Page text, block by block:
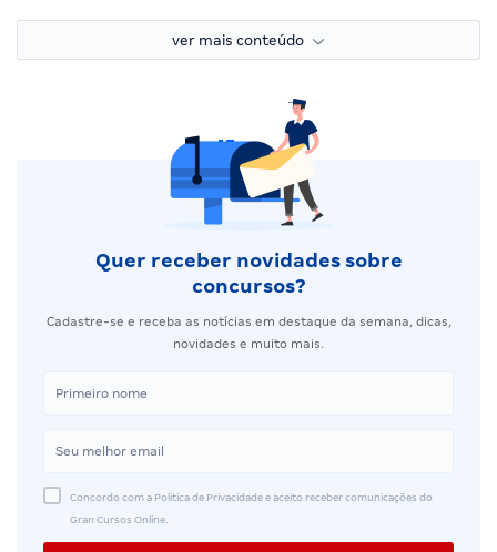
ver mais conteúdo
Quer receber novidades sobre
concursos?
Cadastre-se e receba as notícias em destaque da semana, dicas,
novidades e muito mais.
Concordo com a Política de Privacidade e aceito receber comunicações do
Gran Cursos Online.